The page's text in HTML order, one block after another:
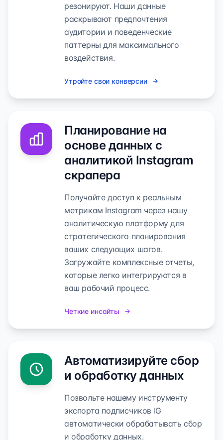
резонируют. Наши данные
раскрывают предпочтения
аудитории и поведенческие
паттерны для максимального
воздействия.
Утройте свои конверсии
Планирование на
основе данных с
аналитикой Instagram
скрапера
Получайте доступ к реальным
метрикам Instagram через нашу
аналитическую платформу для
стратегического планирования
ваших следующих шагов.
Загружайте комплексные отчеты,
которые легко интегрируются в
ваш рабочий процесс.
Четкие инсайты
Автоматизируйте сбор
и обработку данных
Позвольте нашему инструменту
экспорта подписчиков IG
автоматически обрабатывать сбор
и обработку данных.